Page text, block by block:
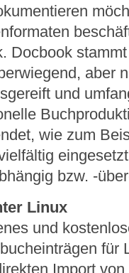
Docbook
aber
und
wie zum
bzw. -
Linux
und
für
Import